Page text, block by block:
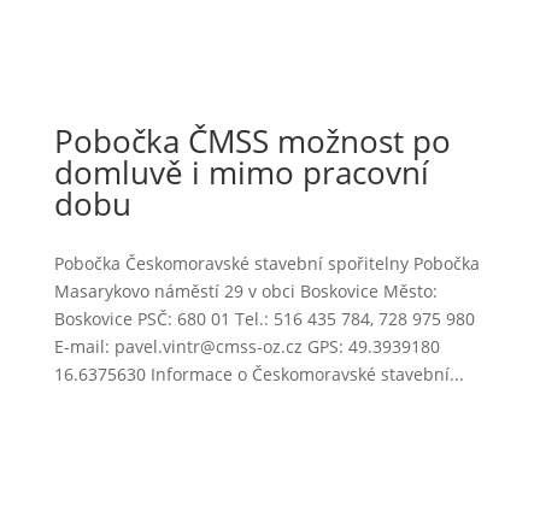
Pobočka ČMSS možnost po
domluvě i mimo pracovní
dobu
Pobočka Českomoravské stavební spořitelny Pobočka
Masarykovo náměstí 29 v obci Boskovice Město:
Boskovice PSČ: 680 01 Tel.: 516 435 784, 728 975 980
E-mail: pavel.vintr@cmss-oz.cz GPS: 49.3939180
16.6375630 Informace o Českomoravské stavební...